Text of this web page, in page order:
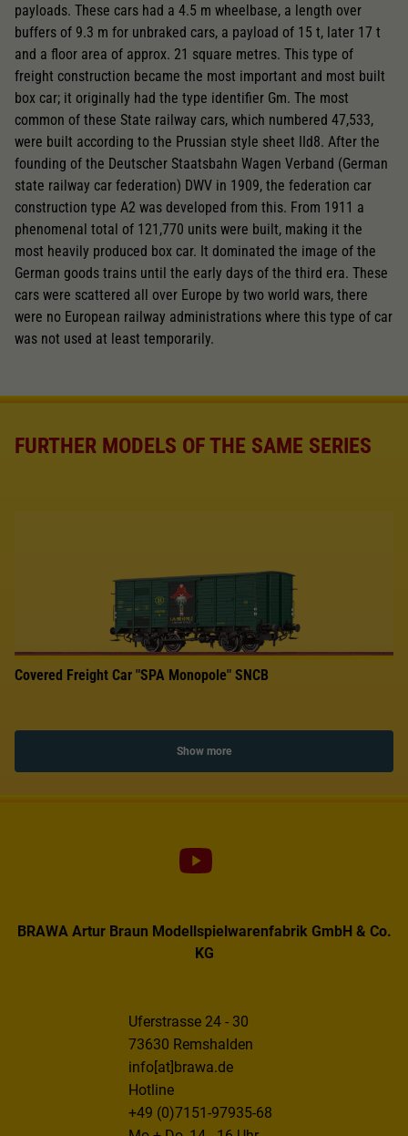
payloads. These cars had a 4.5 m wheelbase, a length over
buffers of 9.3 m for unbraked cars, a payload of 15 t, later 17 t
and a floor area of approx. 21 square metres. This type of
freight construction became the most important and most built
box car; it originally had the type identifier Gm. The most
common of these State railway cars, which numbered 47,533,
were built according to the Prussian style sheet IId8. After the
founding of the Deutscher Staatsbahn Wagen Verband (German
state railway car federation) DWV in 1909, the federation car
construction type A2 was developed from this. From 1911 a
phenomenal total of 121,770 units were built, making it the
most heavily produced box car. It dominated the image of the
German goods trains until the early days of the third era. These
cars were scattered all over Europe by two world wars, there
were no European railway administrations where this type of car
was not used at least temporarily.
FURTHER MODELS OF THE SAME SERIES
Covered Freight Car "SPA Monopole" SNCB
Show more
BRAWA Artur Braun Modellspielwarenfabrik GmbH & Co.
KG
Uferstrasse 24 - 30
73630 Remshalden
info[at]brawa.de
Hotline
+49 (0)7151-97935-68